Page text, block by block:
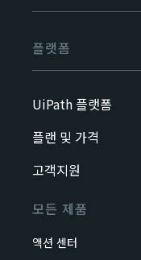
플랫폼
UiPath 플랫폼
플랜 및 가격
고객지원
모든 제품
액션 센터